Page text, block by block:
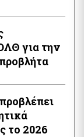
για την
το 2026